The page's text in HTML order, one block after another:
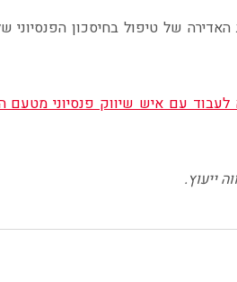
של טיפול בחיסכון
עם איש שיווק פנסיוני מטעם
ייעוץ.